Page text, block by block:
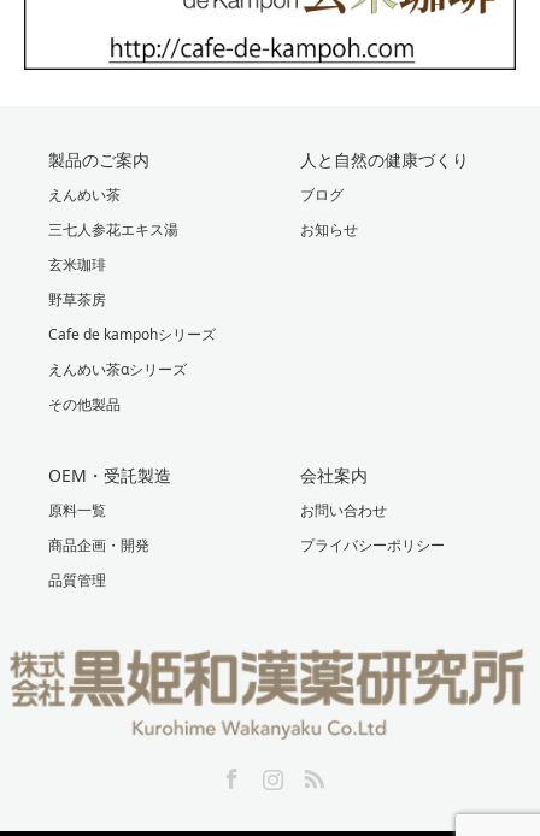
製品のご案内
えんめい茶
三七人参花エキス湯
玄米珈琲
野草茶房
Cafe de kampohシリーズ
えんめい茶αシリーズ
その他製品
人と自然の健康づくり
ブログ
お知らせ
OEM・受託製造
原料一覧
商品企画・開発
品質管理
会社案内
お問い合わせ
プライバシーポリシー